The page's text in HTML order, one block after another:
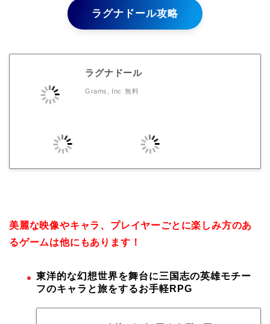
ラグナドール攻略
ラグナドール
Grams, Inc 無料
美麗な映像やキャラ、プレイヤーごとに楽しみ方のあ
るゲームは他にもあります！
東洋的な幻想世界を舞台に三国志の英雄モチー
フのキャラと旅をするお手軽RPG